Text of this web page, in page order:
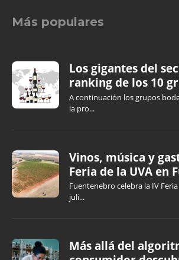
Más populares
Los gigantes del
ranking de los 10
A continuación los grupos
la pro...
Vinos, música y
Feria de la UVA en
Fuentenebro celebra la IV
juli...
Más allá del